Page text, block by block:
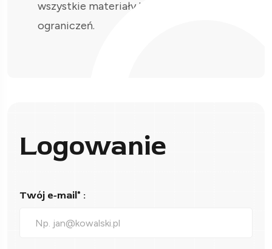
wszystkie materiały bez
ograniczeń.
Logowanie
Twój e-mail* :